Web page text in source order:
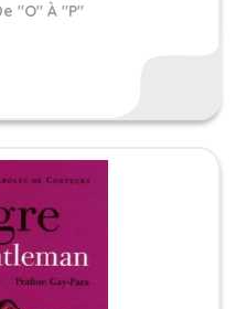
"O" À "P"